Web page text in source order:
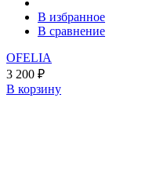
В избранное
В сравнение
OFELIA
3 200 ₽
В корзину